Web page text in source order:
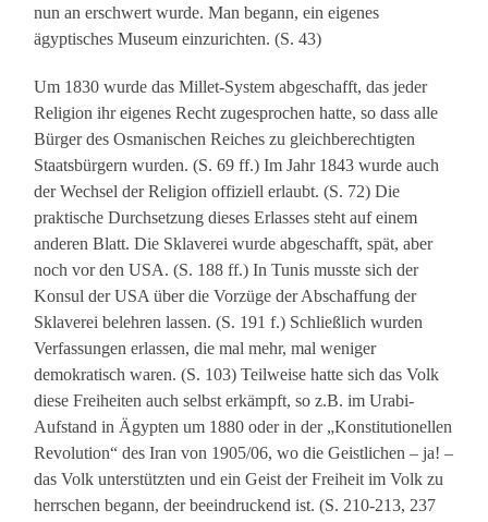
nun an erschwert wurde. Man begann, ein eigenes
ägyptisches Museum einzurichten. (S. 43)
Um 1830 wurde das Millet-System abgeschafft, das jeder
Religion ihr eigenes Recht zugesprochen hatte, so dass alle
Bürger des Osmanischen Reiches zu gleichberechtigten
Staatsbürgern wurden. (S. 69 ff.) Im Jahr 1843 wurde auch
der Wechsel der Religion offiziell erlaubt. (S. 72) Die
praktische Durchsetzung dieses Erlasses steht auf einem
anderen Blatt. Die Sklaverei wurde abgeschafft, spät, aber
noch vor den USA. (S. 188 ff.) In Tunis musste sich der
Konsul der USA über die Vorzüge der Abschaffung der
Sklaverei belehren lassen. (S. 191 f.) Schließlich wurden
Verfassungen erlassen, die mal mehr, mal weniger
demokratisch waren. (S. 103) Teilweise hatte sich das Volk
diese Freiheiten auch selbst erkämpft, so z.B. im Urabi-
Aufstand in Ägypten um 1880 oder in der „Konstitutionellen
Revolution“ des Iran von 1905/06, wo die Geistlichen – ja! –
das Volk unterstützten und ein Geist der Freiheit im Volk zu
herrschen begann, der beeindruckend ist. (S. 210-213, 237